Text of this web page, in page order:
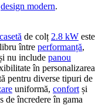
design modern.
casetă de colț 2.8 kW este
între performanță,
nu include panou
în personalizarea
pentru diverse tipuri de
uniformă, confort și
de încredere în gama